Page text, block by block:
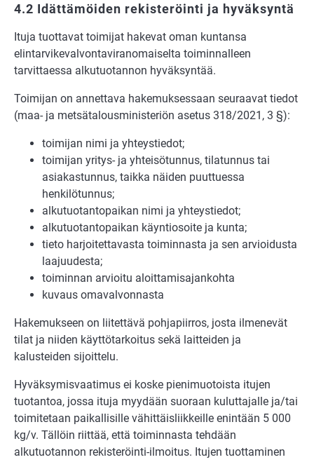
4.2 Idättämöiden rekisteröinti ja hyväksyntä
Ituja tuottavat toimijat hakevat oman kuntansa
elintarvikevalvontaviranomaiselta toiminnalleen
tarvittaessa alkutuotannon hyväksyntää.
Toimijan on annettava hakemuksessaan seuraavat tiedot
(maa- ja metsätalousministeriön asetus 318/2021, 3 §):
toimijan nimi ja yhteystiedot;
toimijan yritys- ja yhteisötunnus, tilatunnus tai
asiakastunnus, taikka näiden puuttuessa
henkilötunnus;
alkutuotantopaikan nimi ja yhteystiedot;
alkutuotantopaikan käyntiosoite ja kunta;
tieto harjoitettavasta toiminnasta ja sen arvioidusta
laajuudesta;
toiminnan arvioitu aloittamisajankohta
kuvaus omavalvonnasta
Hakemukseen on liitettävä pohjapiirros, josta ilmenevät
tilat ja niiden käyttötarkoitus sekä laitteiden ja
kalusteiden sijoittelu.
Hyväksymisvaatimus ei koske pienimuotoista itujen
tuotantoa, jossa ituja myydään suoraan kuluttajalle ja/tai
toimitetaan paikallisille vähittäisliikkeille enintään 5 000
kg/v. Tällöin riittää, että toiminnasta tehdään
alkutuotannon rekisteröinti-ilmoitus. Itujen tuottaminen